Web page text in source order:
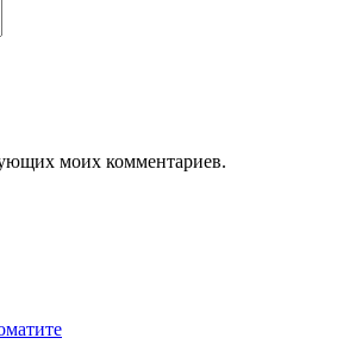
моих комментариев.